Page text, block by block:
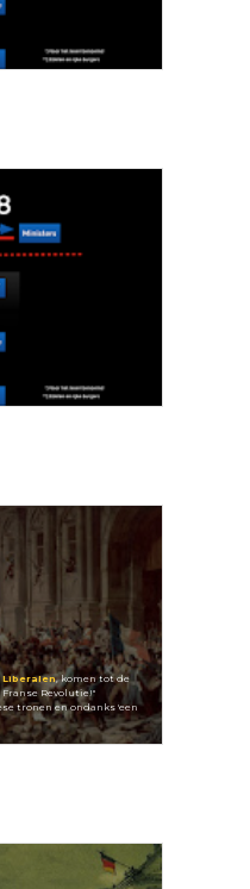
Liberalen, komen tot de
Revolutie!"
tronen en ondanks 'een